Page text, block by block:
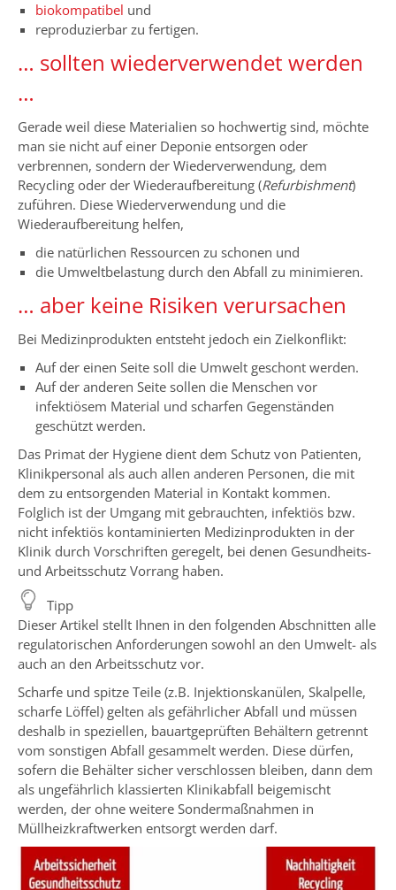
biokompatibel und
reproduzierbar zu fertigen.
… sollten wiederverwendet werden
…
Gerade weil diese Materialien so hochwertig sind, möchte
man sie nicht auf einer Deponie entsorgen oder
verbrennen, sondern der Wiederverwendung, dem
Recycling oder der Wiederaufbereitung (Refurbishment)
zuführen. Diese Wiederverwendung und die
Wiederaufbereitung helfen,
die natürlichen Ressourcen zu schonen und
die Umweltbelastung durch den Abfall zu minimieren.
… aber keine Risiken verursachen
Bei Medizinprodukten entsteht jedoch ein Zielkonflikt:
Auf der einen Seite soll die Umwelt geschont werden.
Auf der anderen Seite sollen die Menschen vor
infektiösem Material und scharfen Gegenständen
geschützt werden.
Das Primat der Hygiene dient dem Schutz von Patienten,
Klinikpersonal als auch allen anderen Personen, die mit
dem zu entsorgenden Material in Kontakt kommen.
Folglich ist der Umgang mit gebrauchten, infektiös bzw.
nicht infektiös kontaminierten Medizinprodukten in der
Klinik durch Vorschriften geregelt, bei denen Gesundheits-
und Arbeitsschutz Vorrang haben.
Tipp
Dieser Artikel stellt Ihnen in den folgenden Abschnitten alle
regulatorischen Anforderungen sowohl an den Umwelt- als
auch an den Arbeitsschutz vor.
Scharfe und spitze Teile (z.B. Injektionskanülen, Skalpelle,
scharfe Löffel) gelten als gefährlicher Abfall und müssen
deshalb in speziellen, bauartgeprüften Behältern getrennt
vom sonstigen Abfall gesammelt werden. Diese dürfen,
sofern die Behälter sicher verschlossen bleiben, dann dem
als ungefährlich klassierten Klinikabfall beigemischt
werden, der ohne weitere Sondermaßnahmen in
Müllheizkraftwerken entsorgt werden darf.